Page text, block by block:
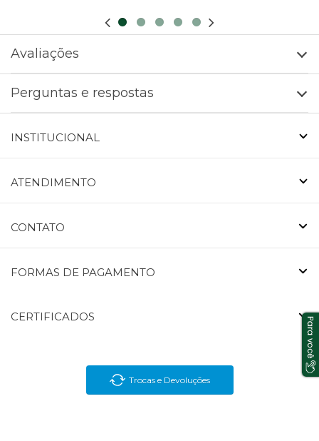
Avaliações
Perguntas e respostas
INSTITUCIONAL
ATENDIMENTO
CONTATO
FORMAS DE PAGAMENTO
CERTIFICADOS
Trocas e Devoluções